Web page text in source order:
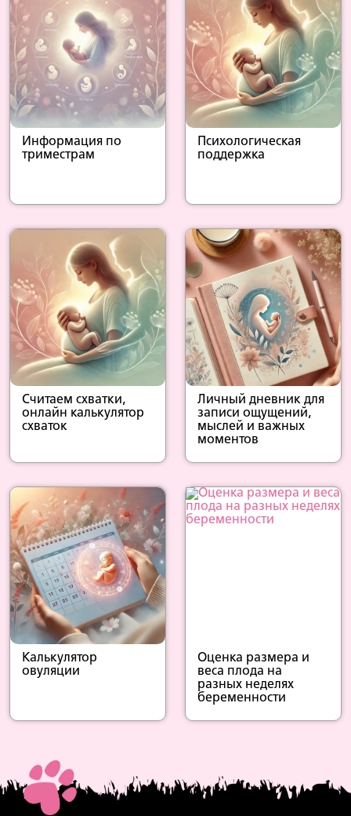
Информация по
триместрам
Психологическая
поддержка
Считаем схватки,
онлайн калькулятор
схваток
Личный дневник для
записи ощущений,
мыслей и важных
моментов
Калькулятор
овуляции
Оценка размера и
веса плода на
разных неделях
беременности